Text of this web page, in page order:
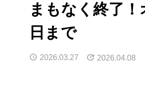
まもなく終了
日まで
2026.03.27 2026.04.08